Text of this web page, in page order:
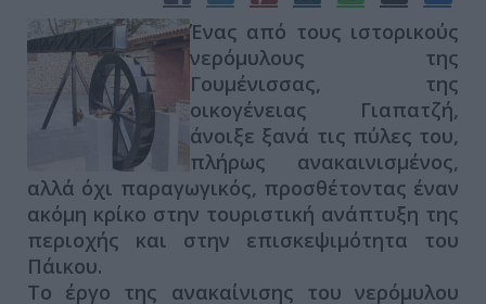
Ένας από τους ιστορικούς
νερόμυλους της
Γουμένισσας, της
οικογένειας Γιαπατζή,
άνοιξε ξανά τις πύλες του,
πλήρως ανακαινισμένος,
αλλά όχι παραγωγικός, προσθέτοντας έναν
ακόμη κρίκο στην τουριστική ανάπτυξη της
περιοχής και στην επισκεψιμότητα του
Πάικου.
Το έργο της ανακαίνισης του νερόμυλου